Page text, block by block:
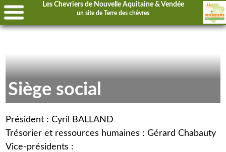
Les Chevriers de Nouvelle Aquitaine & Vendée
un site de Terre des chèvres
Siège social
Président : Cyril BALLAND
Trésorier et ressources humaines : Gérard Chabauty
Vice-présidents :